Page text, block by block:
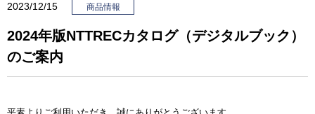
2023/12/15 商品情報
2024年版NTTRECカタログ（デジタルブック）
のご案内